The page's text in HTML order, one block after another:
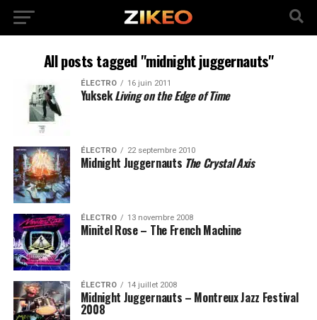
All posts tagged "midnight juggernauts"
ÉLECTRO 16 juin 2011
YuksekLiving on the Edge of Time
ÉLECTRO 22 septembre 2010
Midnight Juggernauts The Crystal Axis
ÉLECTRO 13 novembre 2008
Minitel Rose – The French Machine
ÉLECTRO 14 juillet 2008
Midnight Juggernauts – Montreux Jazz Festival
2008